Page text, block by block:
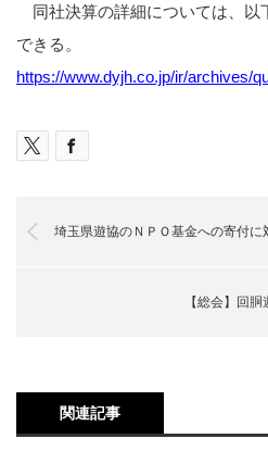
同社決算の詳細については、以
できる。
https://www.dyjh.co.jp/ir/archives/
埼玉県遊協のＮＰＯ基金への寄付
【総会】回
関連記事